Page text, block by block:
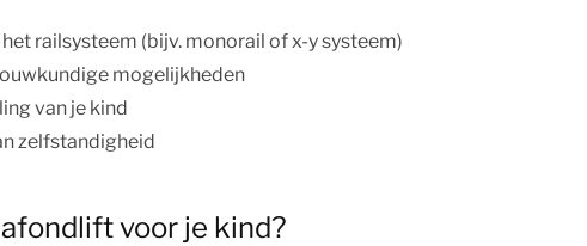
railsysteem (bijv. monorail of x-y systeem)
mogelijkheden
van je kind
zelfstandigheid
voor je kind?